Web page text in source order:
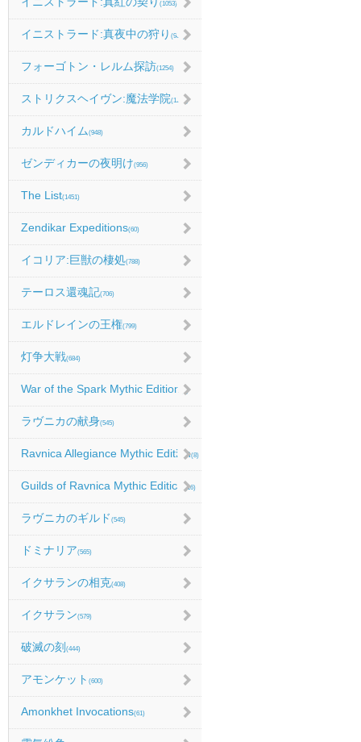
(1053)
イニストラード:真夜中の狩り (986)
フォーゴトン・レルム探訪(1254)
ストリクスヘイヴン:魔法学院(1214)
カルドハイム (948)
ゼンディカーの夜明け(956)
The List(1451)
Zendikar Expeditions(60)
イコリア:巨獣の棲処(788)
テーロス還魂記(706)
エルドレインの王権(799)
灯争大戦(684)
War of the Spark Mythic Edition (9)
ラヴニカの献身(545)
Ravnica Allegiance Mythic Edition(8)
Guilds of Ravnica Mythic Edition(16)
ラヴニカのギルド (545)
ドミナリア(565)
イクサランの相克(408)
イクサラン(579)
破滅の刻 (444)
アモンケット (600)
Amonkhet Invocations(61)